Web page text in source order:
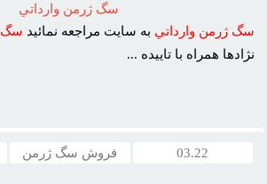
سگ ژرمن وارداتي
سگ ژرمن وارداتي به سايت مراجعه نمائيد سگ
نژادها همراه با تاييده ...
03.22 فروش سگ ژرمن